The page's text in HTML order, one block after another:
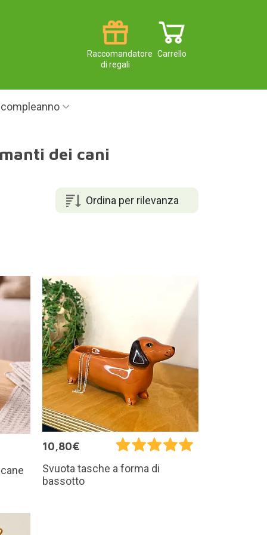
Carrello
Raccomandatore
di regali
dei cani
Ordina per rilevanza
10,80€
Svuota tasche a forma di
bassotto